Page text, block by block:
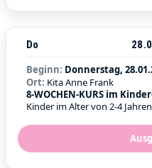
Do
Beginn: Donnerstag,
Ort: Kita Anne Frank
8-WOCHEN-KURS im
Kinder im Alter von 2-4 Jahren